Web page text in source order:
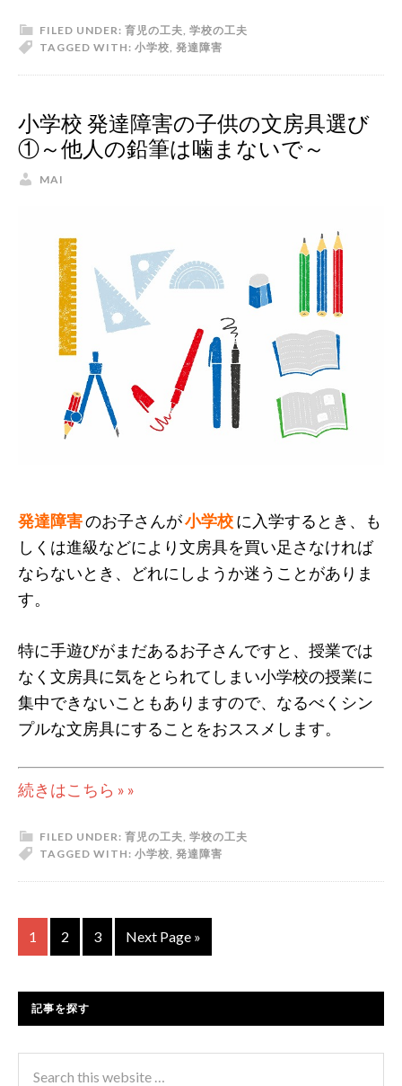
FILED UNDER: 育児の工夫, 学校の工夫
TAGGED WITH: 小学校, 発達障害
小学校 発達障害の子供の文房具選び
①～他人の鉛筆は噛まないで～
MAI
発達障害のお子さんが小学校に入学するとき、も
しくは進級などにより文房具を買い足さなければ
ならないとき、どれにしようか迷うことがありま
す。
特に手遊びがまだあるお子さんですと、授業では
なく文房具に気をとられてしまい小学校の授業に
集中できないこともありますので、なるべくシン
プルな文房具にすることをおススメします。
続きはこちら » »
FILED UNDER: 育児の工夫, 学校の工夫
TAGGED WITH: 小学校, 発達障害
1 2 3 Next Page »
記事を探す